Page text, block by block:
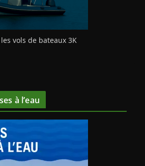
vols de bateaux 3K
à l’eau